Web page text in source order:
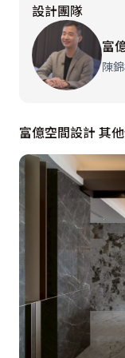
設計團隊
富
陳
富億空間設計 其